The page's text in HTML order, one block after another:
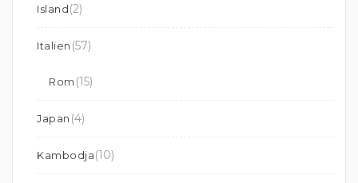
Island(2)
Italien (57)
Rom (15)
Japan (4)
Kambodja(10)